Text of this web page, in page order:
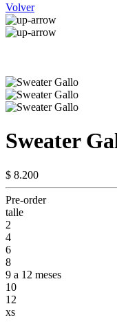
Volver
Sweater
$ 8.200
Pre-order
talle
2
4
6
8
9 a 12 meses
10
12
xs